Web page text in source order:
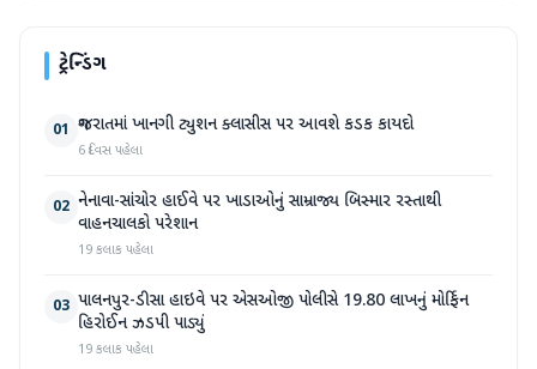
ટ્રેન્ડિંગ
01 ગુજરાતમાં ખાનગી ટ્યુશન ક્લાસીસ પર આવશે કડક કાયદો
6 દિવસ પહેલા
02 નેનાવા-સાંચોર હાઈવે પર ખાડાઓનું સામ્રાજ્ય બિસ્માર રસ્તાથી
વાહનચાલકો પરેશાન
19 કલાક પહેલા
03 પાલનપુર-ડીસા હાઇવે પર એસઓજી પોલીસે 19.80 લાખનું મોર્ફિન
હિરોઈન ઝડપી પાડ્યું
19 કલાક પહેલા